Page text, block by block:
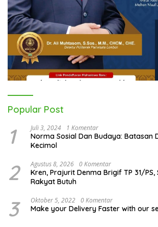
Popular Post
1 Juli 3, 2024 1 Komentar
Norma Sosial Dan Budaya: Batasan
Kecimol
2 Agustus 8, 2026 0 Komentar
Kren, Prajurit Denma Brigif TP 31/
Rakyat Butuh
3 Oktober 5, 2022 0 Komentar
Make your Delivery Faster with our